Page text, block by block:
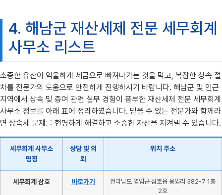
4. 해남군 재산세제 전문 세무회계
사무소 리스트
소중한 유산이 억울하게 세금으로 빠져나가는 것을 막고, 복잡한 상속 절
차를 전문가의 도움으로 안전하게 진행하시기 바랍니다. 해남군 및 인근
지역에서 상속 및 증여 관련 실무 경험이 풍부한 재산세제 전문 세무회계
사무소 정보를 아래 표에 정리하였습니다. 믿을 수 있는 전문가와 함께라
면 상속세 문제를 현명하게 해결하고 소중한 자산을 지켜낼 수 있습니다.
세무회계 사무소
명칭
상담 및 의
뢰
위치 주소
세무회계 삼호 바로가기
전라남도 영암군 삼호읍 용앙리 382-7 1층
2호